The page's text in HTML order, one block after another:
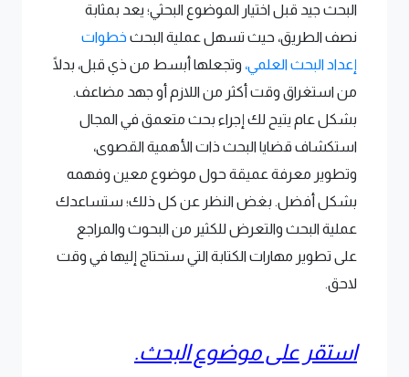
البحث جيد قبل اختيار الموضوع البحثي؛ يعد بمثابة
نصف الطريق، حيث تسهل عملية البحث خطوات
إعداد البحث العلمي، وتجعلها أبسط من ذي قبل، بدلًا
من استغراق وقت أكثر من اللازم أو جهد مضاعف.
بشكل عام يتيح لك إجراء بحث متعمق في المجال
استكشاف قضايا البحث ذات الأهمية القصوى،
وتطوير معرفة عميقة حول موضوع معين وفهمه
بشكل أفضل. بغض النظر عن كل ذلك؛ ستساعدك
عملية البحث والتعرض للكثير من البحوث والمراجع
على تطوير مهارات الكتابة التي ستحتاج إليها في وقت
لاحق.
استقر على موضوع البحث.